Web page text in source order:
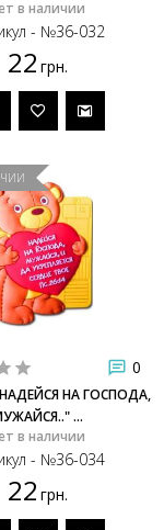
в наличии
- №36-032
22 грн.
0
НА ГОСПОДА,
...
в наличии
- №36-034
22 грн.